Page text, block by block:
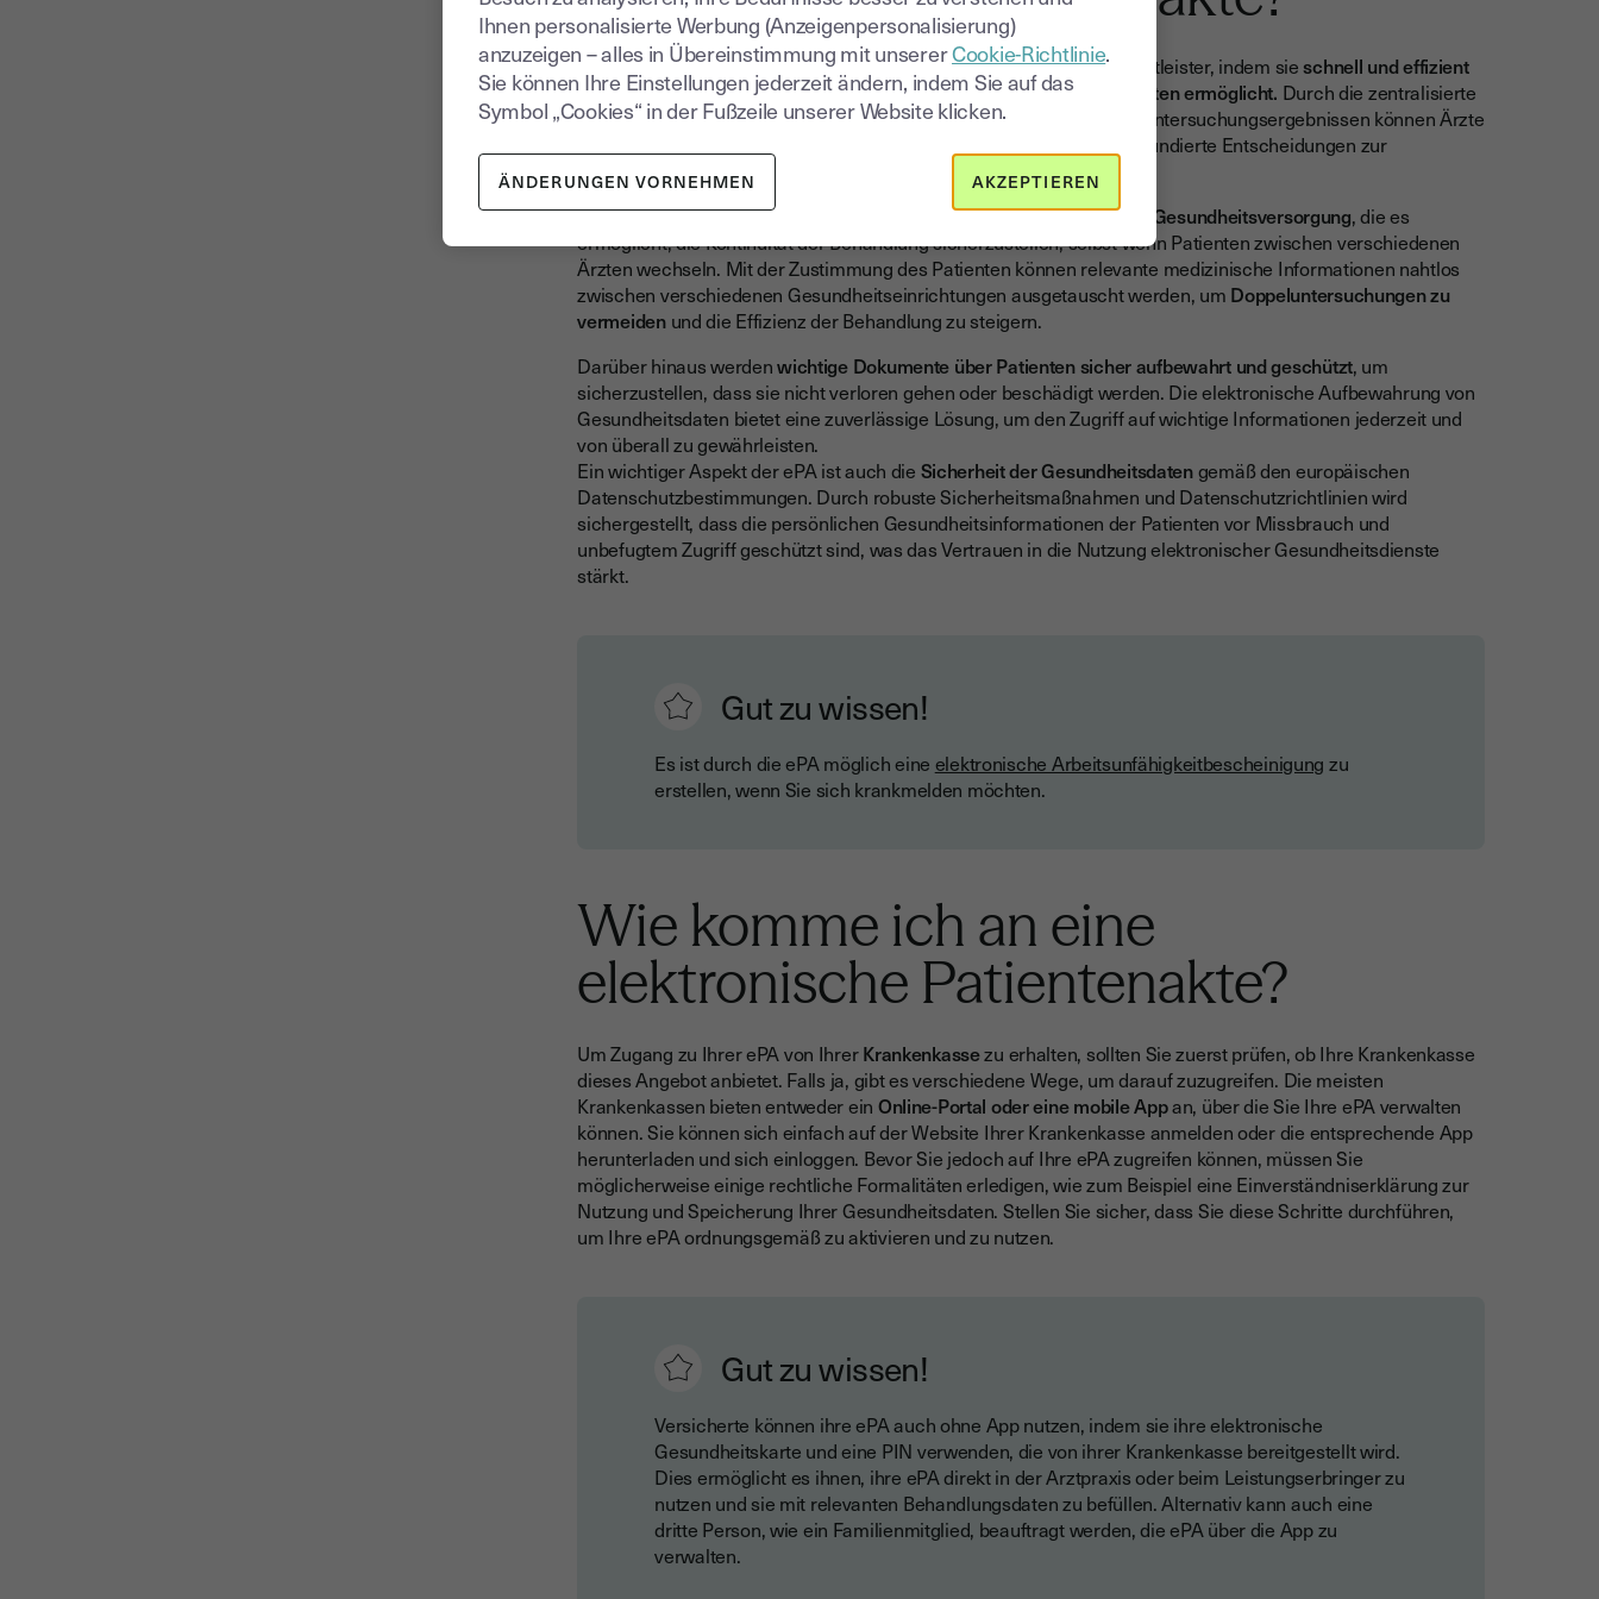
Die ePA bietet zahlreiche Vorteile für Patienten und Gesundheitsdienstleister, indem sieschnell und effizient
einen umfassenden Überblick über die Krankengeschichte von Patienten ermöglicht. Durch die zentralisierte
Speicherung von Informationen wie Diagnosen, Medikamenten und Untersuchungsergebnissen können Ärzte
und medizinisches Personal leicht auf wichtige Daten zugreifen, um fundierte Entscheidungen zur
Behandlung zu treffen.
Ein weiterer entscheidender Vorteil der ePA besteht in dervernetzten Gesundheitsversorgung, die es
ermöglicht, die Kontinuität der Behandlung sicherzustellen, selbst wenn Patienten zwischen verschiedenen
Ärzten wechseln. Mit der Zustimmung des Patienten können relevante medizinische Informationen nahtlos
zwischen verschiedenen Gesundheitseinrichtungen ausgetauscht werden, um Doppeluntersuchungen zu
vermeidenund die Effizienz der Behandlung zu steigern.
Darüber hinaus werdenwichtige Dokumente über Patienten sicher aufbewahrt und geschützt, um
sicherzustellen, dass sie nicht verloren gehen oder beschädigt werden. Die elektronische Aufbewahrung von
Gesundheitsdaten bietet eine zuverlässige Lösung, um den Zugriff auf wichtige Informationen jederzeit und
von überall zu gewährleisten.
Ein wichtiger Aspekt der ePA ist auch die Sicherheit der Gesundheitsdatengemäß den europäischen
Datenschutzbestimmungen. Durch robuste Sicherheitsmaßnahmen und Datenschutzrichtlinien wird
sichergestellt, dass die persönlichen Gesundheitsinformationen der Patienten vor Missbrauch und
unbefugtem Zugriff geschützt sind, was das Vertrauen in die Nutzung elektronischer Gesundheitsdienste
stärkt.
Gut zu wissen!
Es ist durch die ePA möglich eine elektronische Arbeitsunfähigkeitbescheinigung zu
erstellen, wenn Sie sich krankmelden möchten.
Wie komme ich an eine
elektronische Patientenakte?
Um Zugang zu Ihrer ePA von IhrerKrankenkassezu erhalten, sollten Sie zuerst prüfen, ob Ihre Krankenkasse
dieses Angebot anbietet. Falls ja, gibt es verschiedene Wege, um darauf zuzugreifen. Die meisten
Krankenkassen bieten entweder ein Online-Portal oder eine mobile Appan, über die Sie Ihre ePA verwalten
können. Sie können sich einfach auf der Website Ihrer Krankenkasse anmelden oder die entsprechende App
herunterladen und sich einloggen. Bevor Sie jedoch auf Ihre ePA zugreifen können, müssen Sie
möglicherweise einige rechtliche Formalitäten erledigen, wie zum Beispiel eine Einverständniserklärung zur
Nutzung und Speicherung Ihrer Gesundheitsdaten. Stellen Sie sicher, dass Sie diese Schritte durchführen,
um Ihre ePA ordnungsgemäß zu aktivieren und zu nutzen.
Gut zu wissen!
Versicherte können ihre ePA auch ohne App nutzen, indem sie ihre elektronische
Gesundheitskarte und eine PIN verwenden, die von ihrer Krankenkasse bereitgestellt wird.
Dies ermöglicht es ihnen, ihre ePA direkt in der Arztpraxis oder beim Leistungserbringer zu
nutzen und sie mit relevanten Behandlungsdaten zu befüllen. Alternativ kann auch eine
dritte Person, wie ein Familienmitglied, beauftragt werden, die ePA über die App zu
verwalten.
Ihnen personalisierte Werbung (Anzeigenpersonalisierung)
anzuzeigen – alles in Übereinstimmung mit unsererCookie-Richtlinie.
Sie können Ihre Einstellungen jederzeit ändern, indem Sie auf das
Symbol „Cookies“ in der Fußzeile unserer Website klicken.
ÄNDERUNGEN VORNEHMEN AKZEPTIEREN